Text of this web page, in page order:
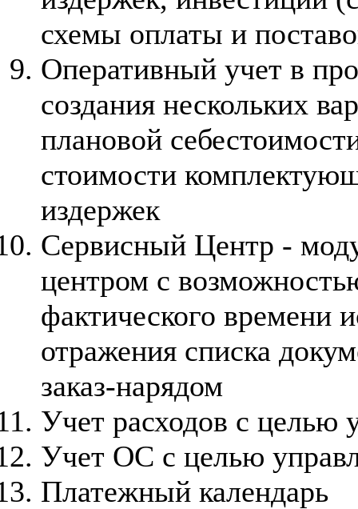
схемы оплаты и
Оперативный учет в
создания нескольких
плановой
стоимости
издержек
Сервисный Центр -
центром с
фактического времени
отражения списка
заказ-нарядом
Учет расходов с целью
Учет ОС с целью
Платежный календарь